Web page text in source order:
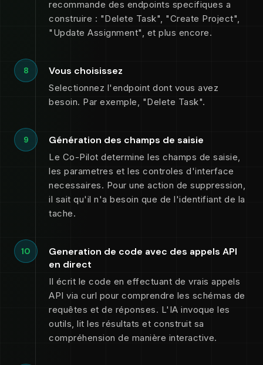
recommande des endpoints specifiques a
construire : "Delete Task", "Create Project",
"Update Assignment", et plus encore.
8 Vous choisissez
Selectionnez l'endpoint dont vous avez
besoin. Par exemple, "Delete Task".
9 Génération des champs de saisie
Le Co-Pilot determine les champs de saisie,
les parametres et les controles d'interface
necessaires. Pour une action de suppression,
il sait qu'il n'a besoin que de l'identifiant de la
tache.
10
Generation de code avec des appels API
en direct
Il écrit le code en effectuant de vrais appels
API via curl pour comprendre les schémas de
requêtes et de réponses. L'IA invoque les
outils, lit les résultats et construit sa
compréhension de manière interactive.